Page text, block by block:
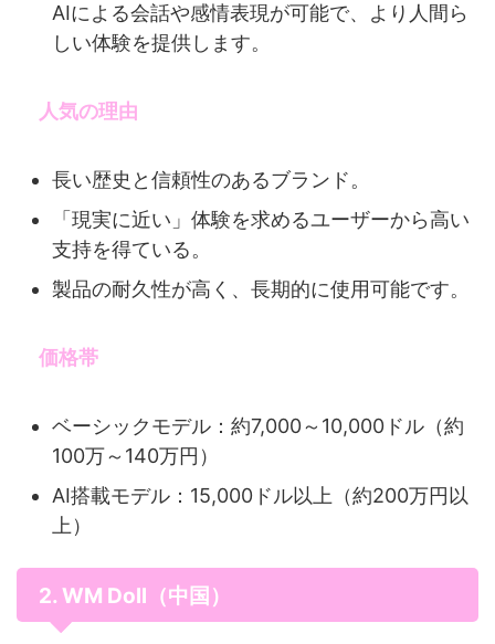
AIによる会話や感情表現が可能で、より人間ら
しい体験を提供します。
人気の理由
長い歴史と信頼性のあるブランド。
「現実に近い」体験を求めるユーザーから高い
支持を得ている。
製品の耐久性が高く、長期的に使用可能です。
価格帯
ベーシックモデル：約7,000～10,000ドル（約
100万～140万円）
AI搭載モデル：15,000ドル以上（約200万円以
上）
2. WM Doll（中国）